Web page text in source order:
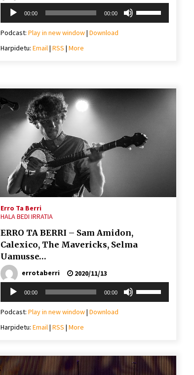
Soinu
erreproduzigailua
00:00 00:00
Podcast: Play in new window| Download
Harpidetu: Email| RSS | More
Erro Ta Berri
HALA BEDI IRRATIA
ERRO TA BERRI – Sam Amidon,
Calexico, The Mavericks, Selma
Uamusse…
errotaberri
2020/11/13
Soinu
erreproduzigailua
00:00 00:00
jaisteko.
Podcast: Play in new window| Download
Harpidetu: Email| RSS | More